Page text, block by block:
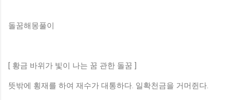
돌꿈해몽풀이
[ 황금 바위가 빛이 나는 꿈 관한 돌꿈 ]
뜻밖에 횡재를 하여 재수가 대통하다. 일확천금을 거머쥔다.